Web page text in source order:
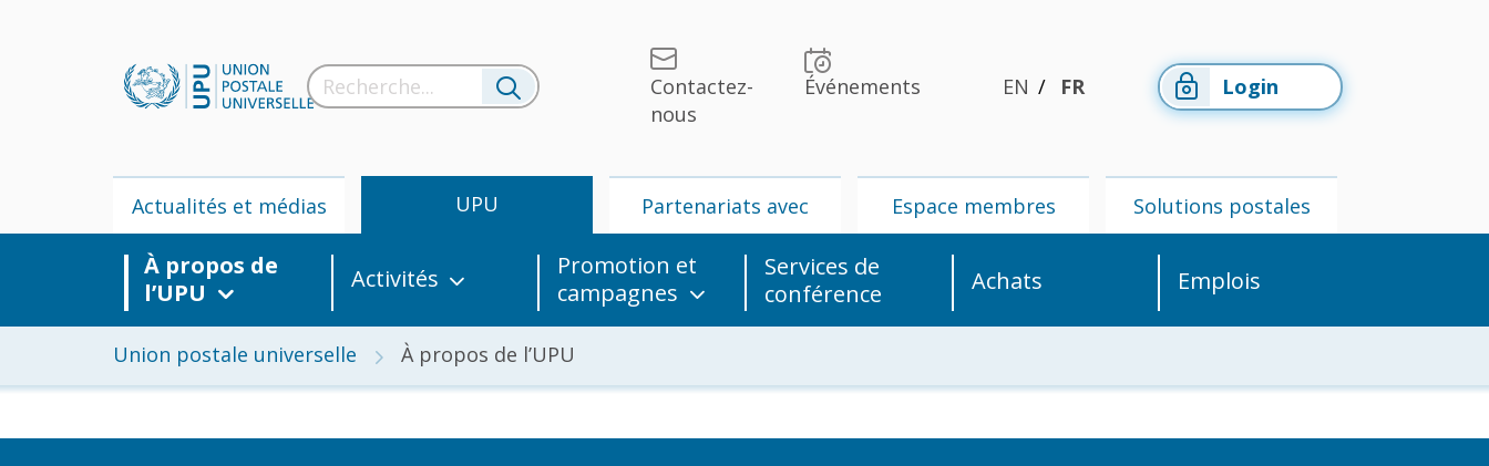
Contactez-
nous
Événements EN FR Login
Actualités et médias UPU Partenariats avec
l’UPU
Espace membres Solutions postales
À propos de
l’UPU
Activités
Promotion et
campagnes
Services de
conférence
Achats Emplois
Union postale universelle À propos de l’UPU